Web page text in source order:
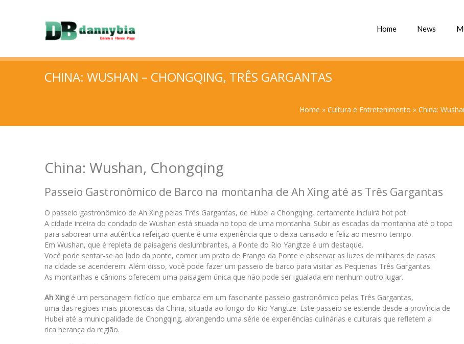
Home News
CHINA: WUSHAN – CHONGQING, TRÊS GARGANTAS
Home » Cultura e Entretenimento » China:
China: Wushan, Chongqing
Passeio Gastronômico de Barco na montanha de Ah Xing até as Três Gargantas
O passeio gastronômico de Ah Xing pelas Três Gargantas, de Hubei a Chongqing, certamente incluirá hot pot.
A cidade inteira do condado de Wushan está situada no topo de uma montanha. Subir as escadas da montanha até o topo
para saborear uma autêntica refeição quente é uma experiência que o deixa cansado e feliz ao mesmo tempo.
Em Wushan, que é repleta de paisagens deslumbrantes, a Ponte do Rio Yangtze é um destaque.
Você pode sentar-se ao lado da ponte, comer um prato de Frango da Ponte e observar as luzes de milhares de casas
na cidade se acenderem. Além disso, você pode fazer um passeio de barco para visitar as Pequenas Três Gargantas.
As montanhas e cânions oferecem uma paisagem única que não pode ser igualada em nenhum outro lugar.
Ah Xingé um personagem fictício que embarca em um fascinante passeio gastronômico pelas Três Gargantas,
uma das regiões mais pitorescas da China, situada ao longo do Rio Yangtze. Este passeio se estende desde a província de
Hubei até a municipalidade de Chongqing, abrangendo uma série de experiências culinárias e culturais que refletem a
rica herança da região.